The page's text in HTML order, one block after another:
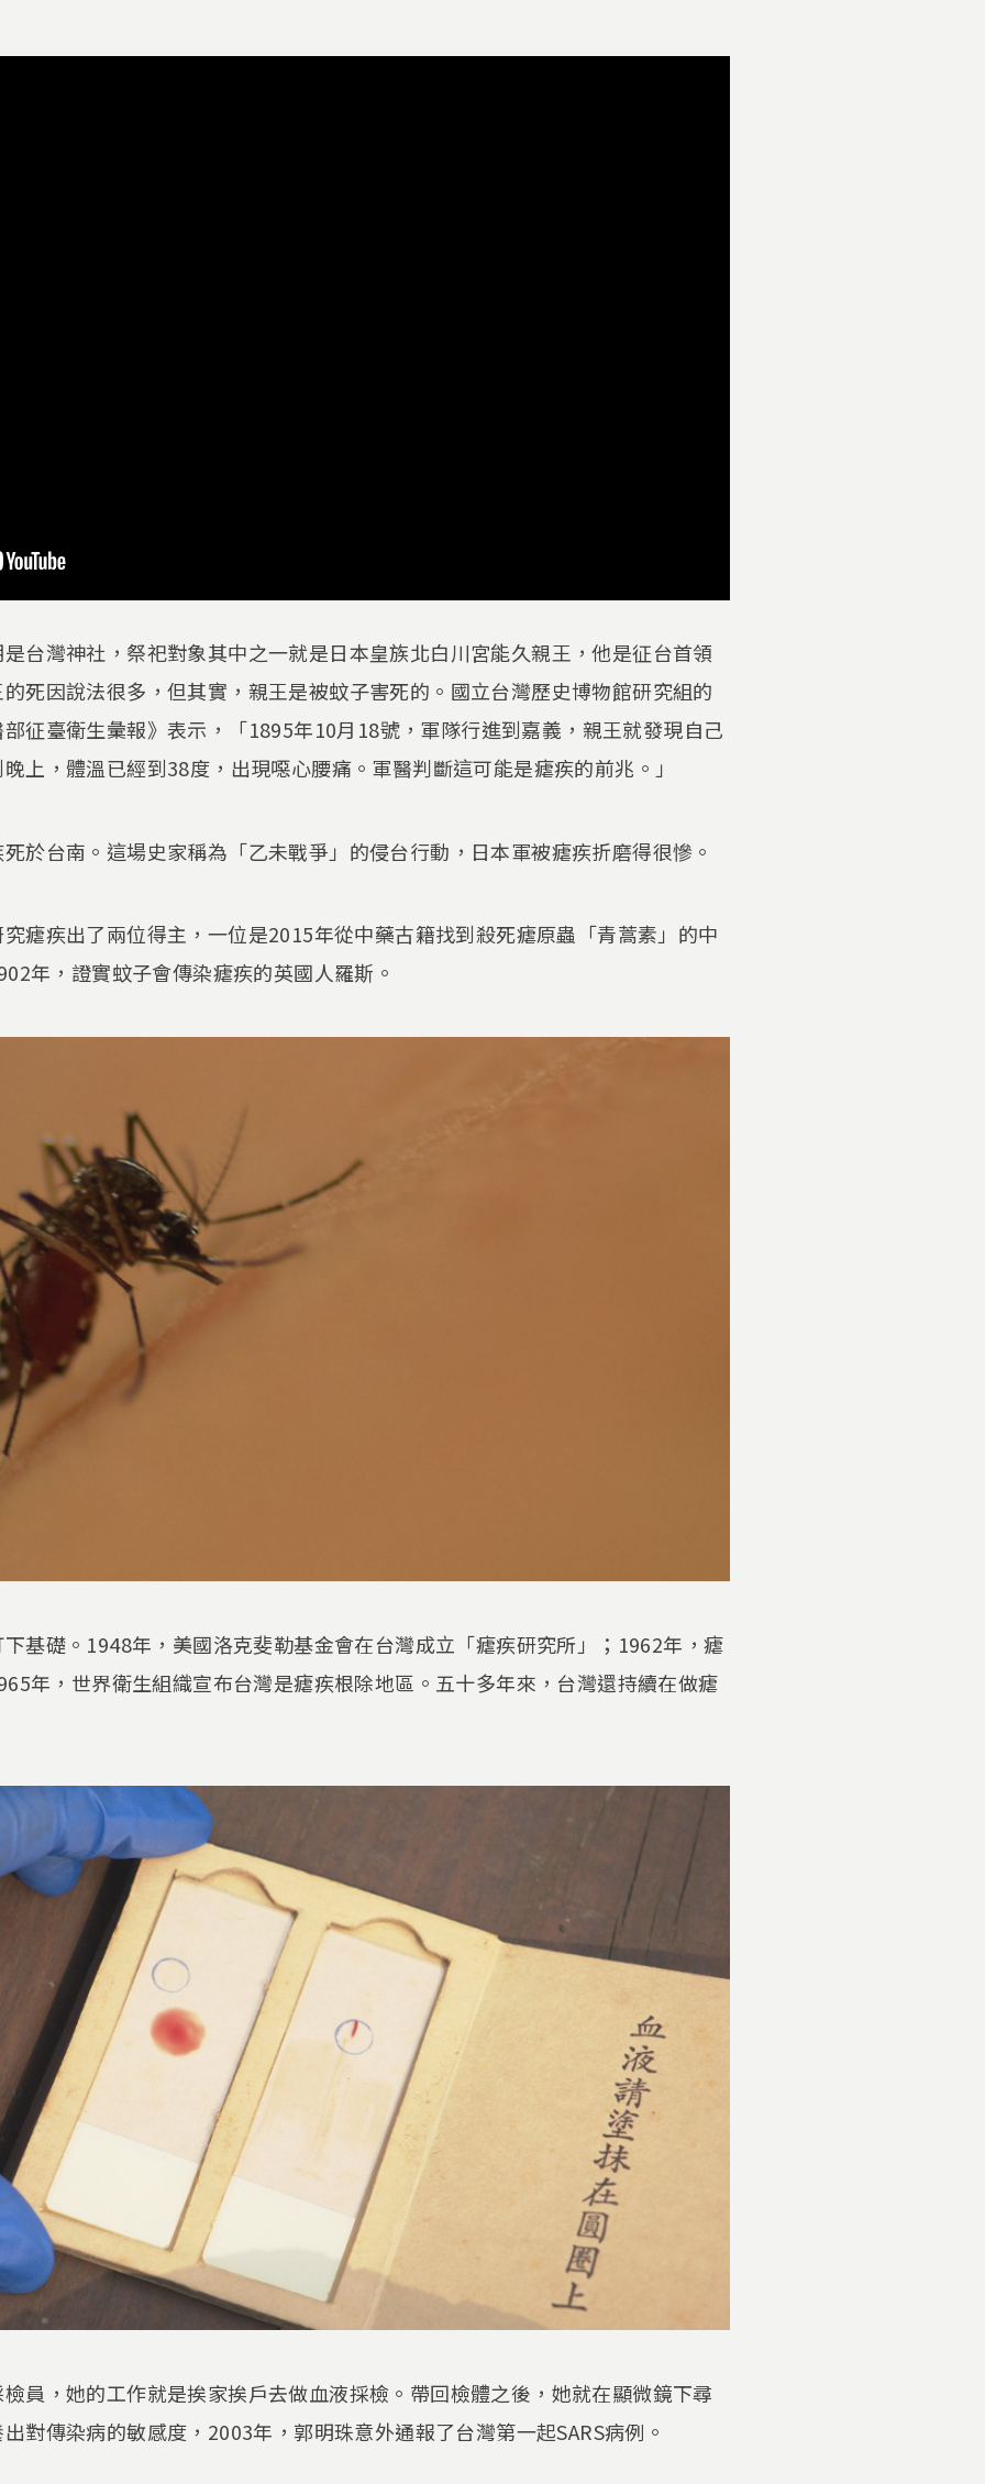
台灣神社，祭祀對象其中之一就是日本皇族北白川宮能久親王，他是征台首領
死因說法很多，但其實，親王是被蚊子害死的。國立台灣歷史博物館研究組的
征臺衛生彙報》表示，「1895年10月18號，軍隊行進到嘉義，親王就發現自己
上，體溫已經到38度，出現噁心腰痛。軍醫判斷這可能是瘧疾的前兆。」
於台南。這場史家稱為「乙未戰爭」的侵台行動，日本軍被瘧疾折磨得很慘。
瘧疾出了兩位得主，一位是2015年從中藥古籍找到殺死瘧原蟲「青蒿素」的中
年，證實蚊子會傳染瘧疾的英國人羅斯。
基礎。1948年，美國洛克斐勒基金會在台灣成立「瘧疾研究所」；1962年，瘧
年，世界衛生組織宣布台灣是瘧疾根除地區。五十多年來，台灣還持續在做瘧
員，她的工作就是挨家挨戶去做血液採檢。帶回檢體之後，她就在顯微鏡下尋
對傳染病的敏感度，2003年，郭明珠意外通報了台灣第一起SARS病例。